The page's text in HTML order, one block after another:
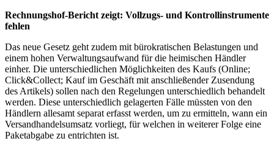
Rechnungshof-Bericht zeigt: Vollzugs- und Kontrollinstrumente
fehlen
Das neue Gesetz geht zudem mit bürokratischen Belastungen und
einem hohen Verwaltungsaufwand für die heimischen Händler
einher. Die unterschiedlichen Möglichkeiten des Kaufs (Online;
Click&Collect; Kauf im Geschäft mit anschließender Zusendung
des Artikels) sollen nach den Regelungen unterschiedlich behandelt
werden. Diese unterschiedlich gelagerten Fälle müssten von den
Händlern allesamt separat erfasst werden, um zu ermitteln, wann ein
Versandhandelsumsatz vorliegt, für welchen in weiterer Folge eine
Paketabgabe zu entrichten ist.